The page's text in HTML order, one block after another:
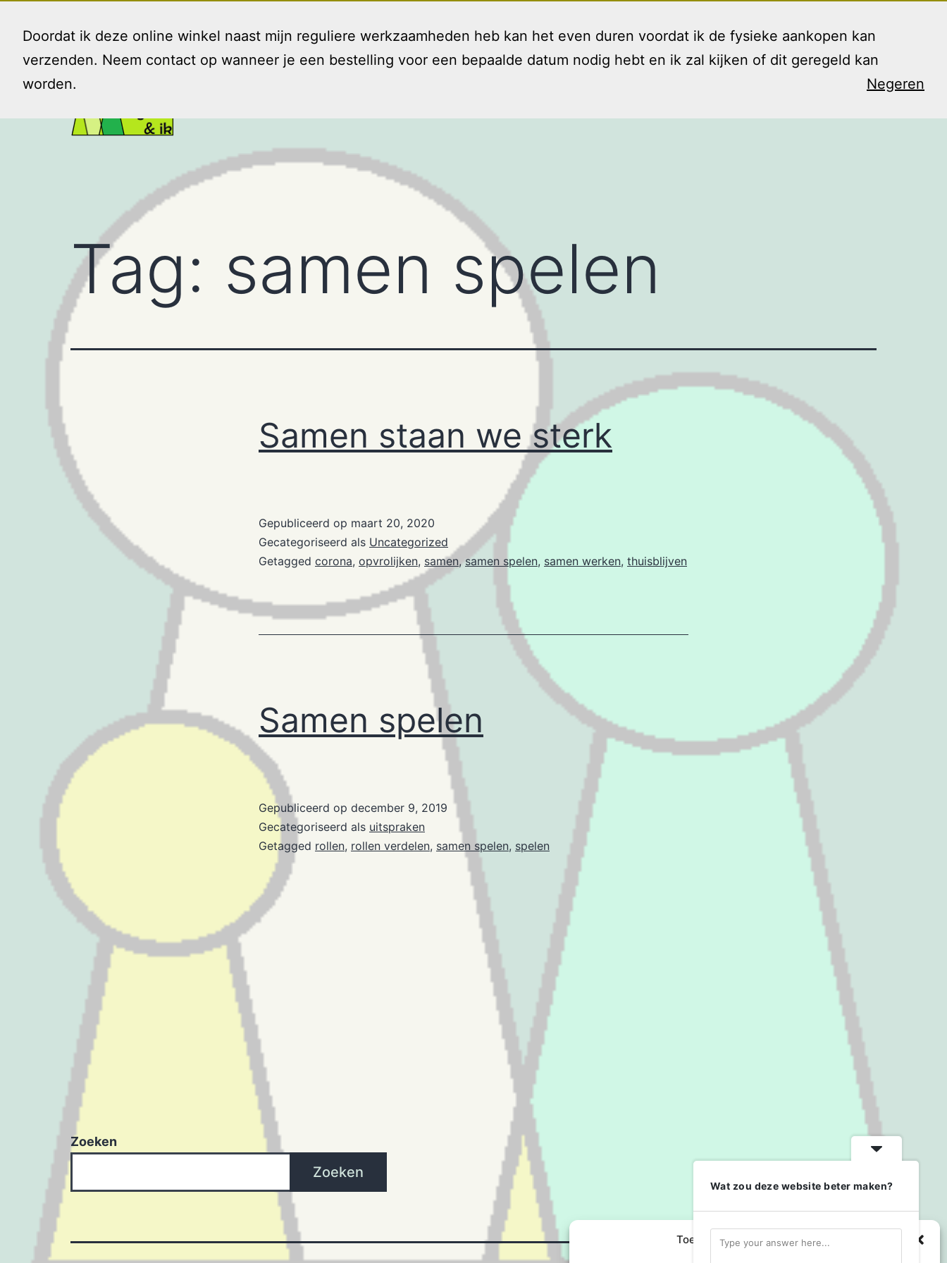
Toestemming cookies beheren
Doordat ik deze online winkel naast mijn reguliere werkzaamheden heb kan het even duren voordat ik de fysieke aankopen kan
verzenden. Neem contact op wanneer je een bestelling voor een bepaalde datum nodig hebt en ik zal kijken of dit geregeld kan
worden.
Negeren
naar
inhoud
Tag: samen spelen
Samen staan we sterk
Gepubliceerd op maart 20, 2020
Gecategoriseerd als Uncategorized
Getagged corona, opvrolijken, samen,samen spelen, samen werken, thuisblijven
Samen spelen
Gepubliceerd op december 9, 2019
Gecategoriseerd als uitspraken
Getagged rollen, rollen verdelen, samen spelen, spelen
Zoeken
Zoeken
Wat zou deze website beter maken?